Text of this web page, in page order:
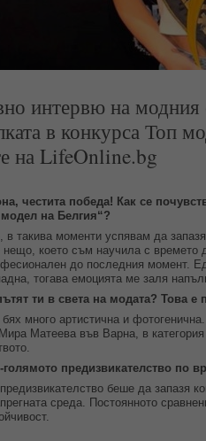
интервю на
в конкурса Топ
на LifeOnline.bg
честита победа! Как се
на Белгия“?
в такива моменти успявам да
нещо, което съм научила с
до последния момент.
тогава емоцията ме заля
ти в света на модата? Това е
много артистична и
Матеева във Варна, в
предизвикателство по
беше да запазя
среда. Постоянното